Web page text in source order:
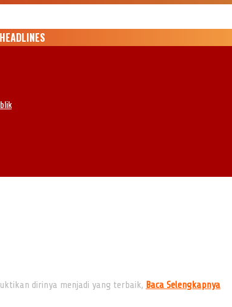
HEADLINES
dirinya menjadi yang terbaik, Baca Selengkapnya